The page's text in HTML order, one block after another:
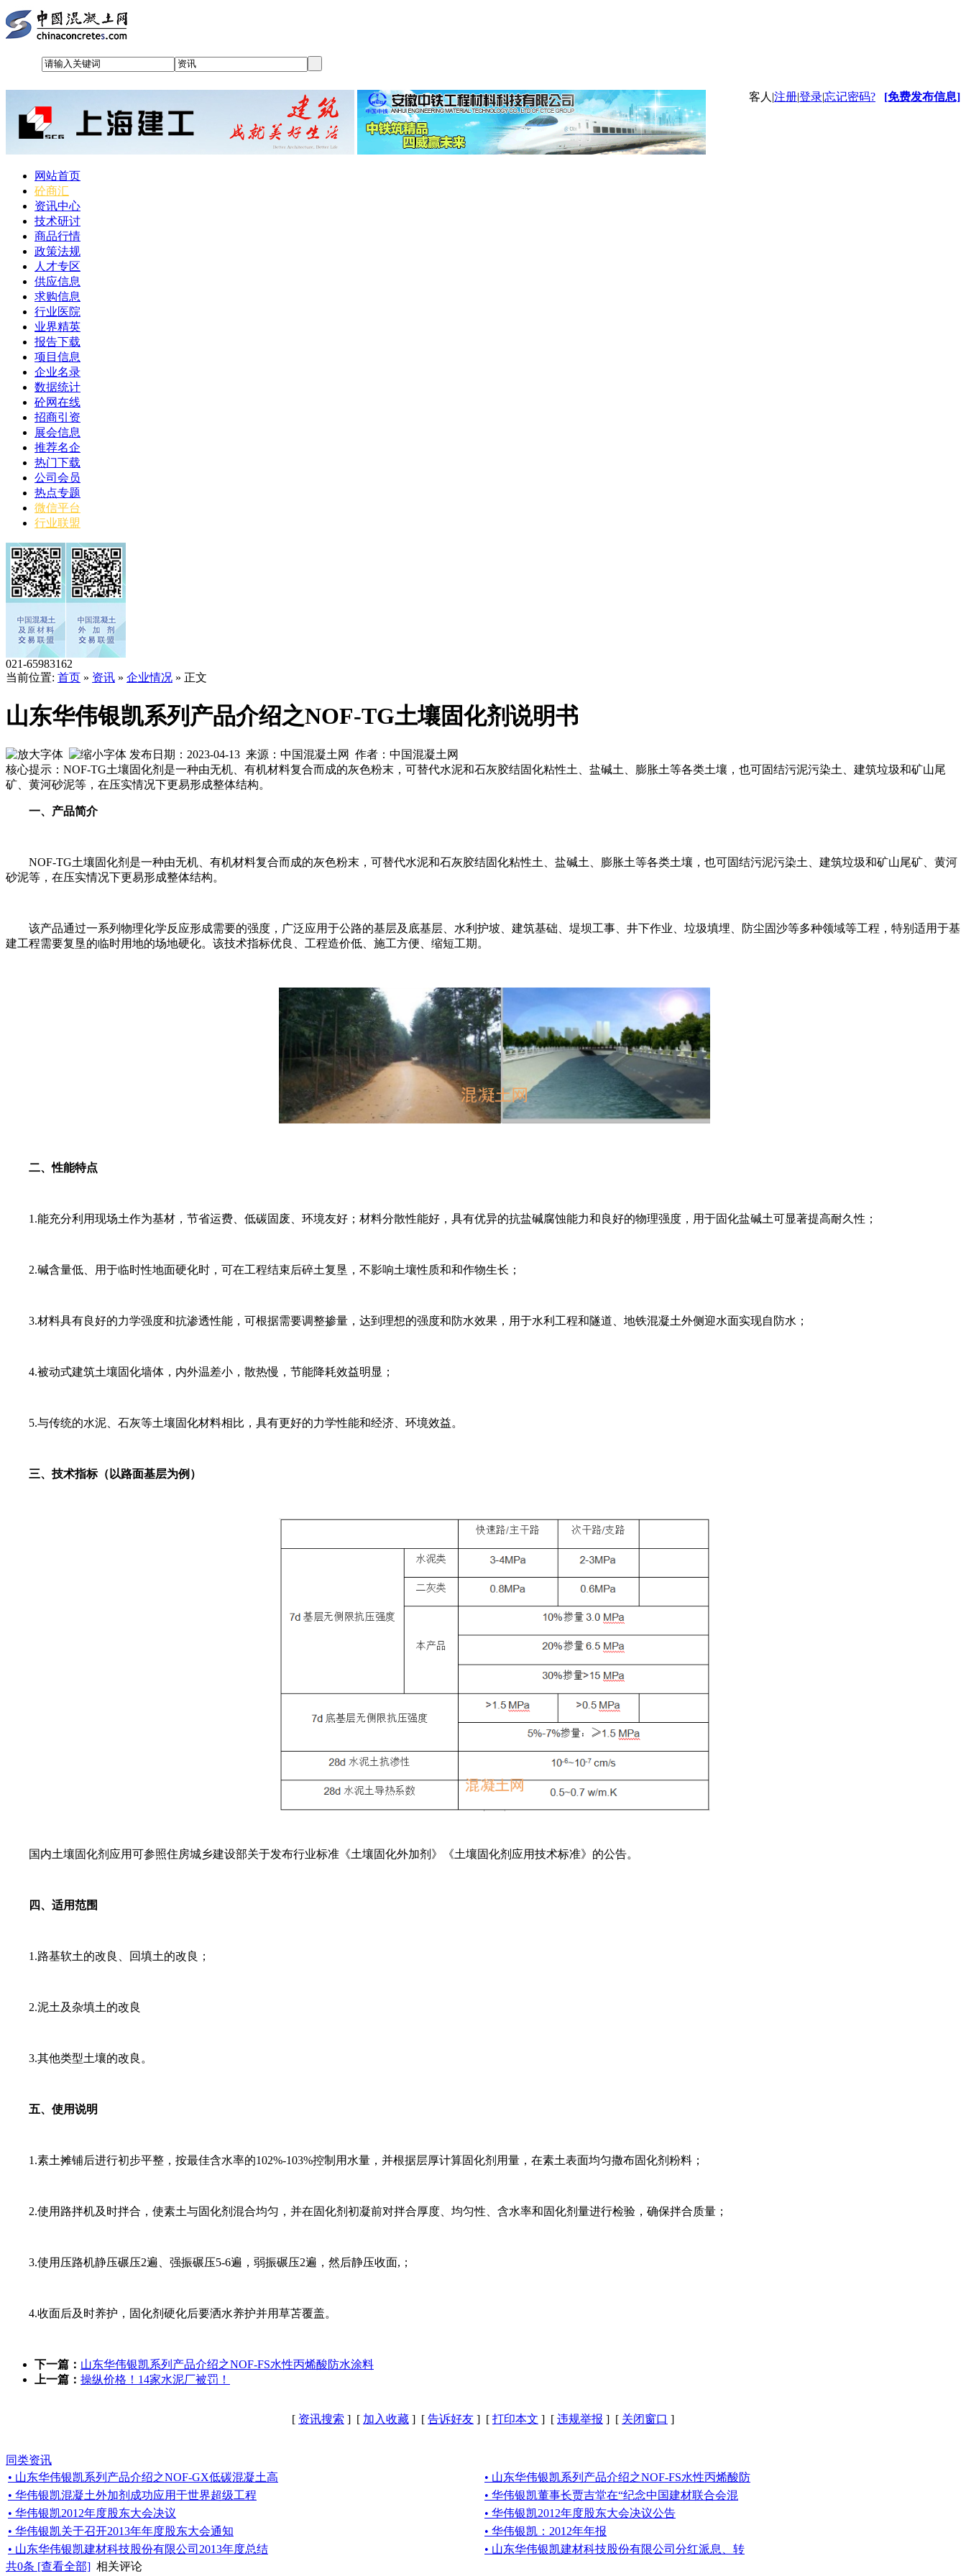
客人 |注册|登录|忘记密码? [免费发布信息]
网站首页
砼商汇
资讯中心
技术研讨
商品行情
政策法规
人才专区
供应信息
求购信息
行业医院
业界精英
报告下载
项目信息
企业名录
数据统计
砼网在线
招商引资
展会信息
推荐名企
热门下载
公司会员
热点专题
微信平台
行业联盟
021-65983162
当前位置: 首页 » 资讯 » 企业情况 » 正文
山东华伟银凯系列产品介绍之NOF-TG土壤固化剂说明书
发布日期：2023-04-13 来源：中国混凝土网 作者：中国混凝土网
核心提示：NOF-TG土壤固化剂是一种由无机、有机材料复合而成的灰色粉末，可替代水泥和石灰胶结固化粘性土、盐碱土、膨胀土等各类土壤，也可固结污泥污染土、建筑垃圾和矿山尾
矿、黄河砂泥等，在压实情况下更易形成整体结构。
一、产品简介
NOF-TG土壤固化剂是一种由无机、有机材料复合而成的灰色粉末，可替代水泥和石灰胶结固化粘性土、盐碱土、膨胀土等各类土壤，也可固结污泥污染土、建筑垃圾和矿山尾矿、黄河
砂泥等，在压实情况下更易形成整体结构。
该产品通过一系列物理化学反应形成需要的强度，广泛应用于公路的基层及底基层、水利护坡、建筑基础、堤坝工事、井下作业、垃圾填埋、防尘固沙等多种领域等工程，特别适用于基
建工程需要复垦的临时用地的场地硬化。该技术指标优良、工程造价低、施工方便、缩短工期。
二、性能特点
1.能充分利用现场土作为基材，节省运费、低碳固废、环境友好；材料分散性能好，具有优异的抗盐碱腐蚀能力和良好的物理强度，用于固化盐碱土可显著提高耐久性；
2.碱含量低、用于临时性地面硬化时，可在工程结束后碎土复垦，不影响土壤性质和和作物生长；
3.材料具有良好的力学强度和抗渗透性能，可根据需要调整掺量，达到理想的强度和防水效果，用于水利工程和隧道、地铁混凝土外侧迎水面实现自防水；
4.被动式建筑土壤固化墙体，内外温差小，散热慢，节能降耗效益明显；
5.与传统的水泥、石灰等土壤固化材料相比，具有更好的力学性能和经济、环境效益。
三、技术指标（以路面基层为例）
国内土壤固化剂应用可参照住房城乡建设部关于发布行业标准《土壤固化外加剂》《土壤固化剂应用技术标准》的公告。
四、适用范围
1.路基软土的改良、回填土的改良；
2.泥土及杂填土的改良
3.其他类型土壤的改良。
五、使用说明
1.素土摊铺后进行初步平整，按最佳含水率的102%-103%控制用水量，并根据层厚计算固化剂用量，在素土表面均匀撒布固化剂粉料；
2.使用路拌机及时拌合，使素土与固化剂混合均匀，并在固化剂初凝前对拌合厚度、均匀性、含水率和固化剂量进行检验，确保拌合质量；
3.使用压路机静压碾压2遍、强振碾压5-6遍，弱振碾压2遍，然后静压收面,；
4.收面后及时养护，固化剂硬化后要洒水养护并用草苫覆盖。
下一篇： 山东华伟银凯系列产品介绍之NOF-FS水性丙烯酸防水涂料
上一篇： 操纵价格！14家水泥厂被罚！
[ 资讯搜索 ] [ 加入收藏 ] [ 告诉好友 ] [ 打印本文 ] [ 违规举报 ] [ 关闭窗口 ]
同类资讯
• 山东华伟银凯系列产品介绍之NOF-GX低碳混凝土高
• 山东华伟银凯系列产品介绍之NOF-FS水性丙烯酸防
• 华伟银凯混凝土外加剂成功应用于世界超级工程
• 华伟银凯董事长贾吉堂在“纪念中国建材联合会混
• 华伟银凯2012年度股东大会决议
• 华伟银凯2012年度股东大会决议公告
• 华伟银凯关于召开2013年年度股东大会通知
• 华伟银凯：2012年年报
• 山东华伟银凯建材科技股份有限公司2013年度总结
• 山东华伟银凯建材科技股份有限公司分红派息、转
共0条 [查看全部] 相关评论